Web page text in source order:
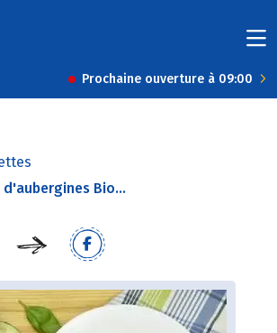
Prochaine ouverture à 09:00
Bio...